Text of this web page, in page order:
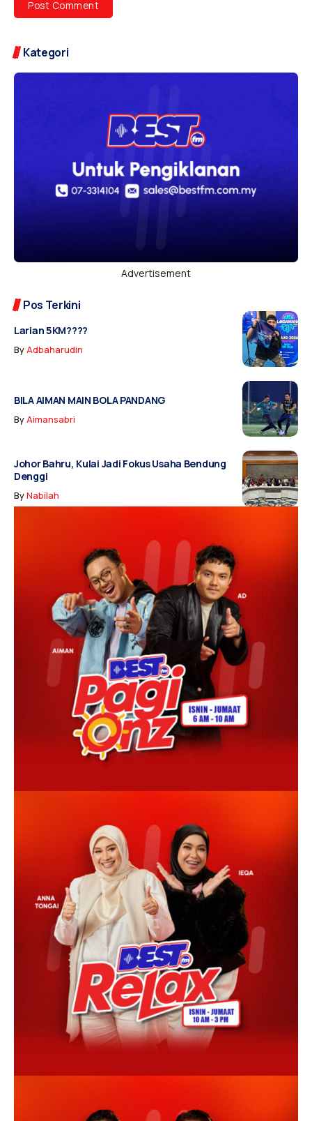
Kategori
Advertisement
Pos Terkini
Larian 5KM????
ByAdbaharudin
BILA AIMAN MAIN BOLA PANDANG
ByAimansabri
Johor Bahru, Kulai Jadi Fokus Usaha Bendung
Denggi
ByNabilah